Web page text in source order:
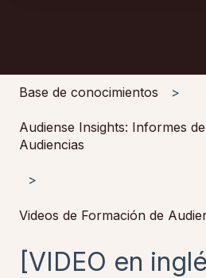
Base de conocimientos
Audiense Insights: Informes
Audiencias
Videos de Formación de
[VIDEO en